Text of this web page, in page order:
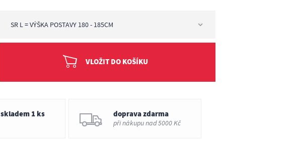
SR L = VÝŠKA POSTAVY 180 - 185CM
VLOŽIT DO KOŠÍKU
skladem 1 ks doprava zdarma
při nákupu nad 5000 Kč